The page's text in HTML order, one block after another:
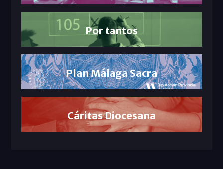
Por tantos
Plan Málaga Sacra
Cáritas Diocesana